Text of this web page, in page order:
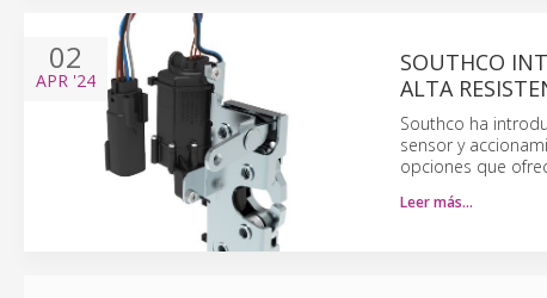
02
APR '24
SOUTHCO
ALTA
Southco ha
sensor y
opciones que
Leer más…